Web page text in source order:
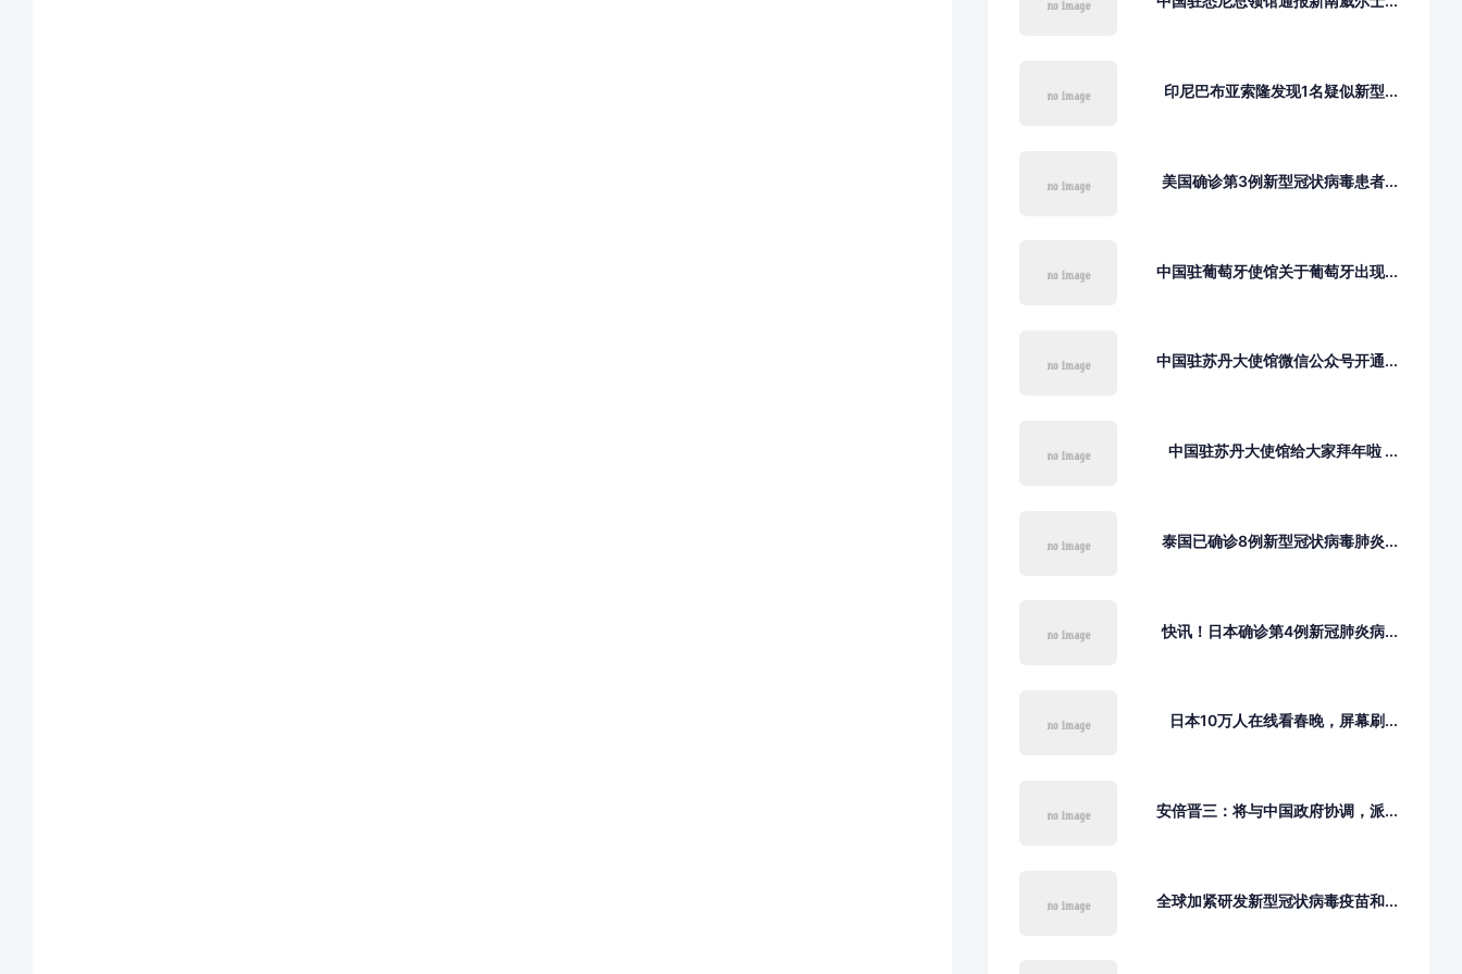
印尼巴布亚索隆发现1名疑似新型...
美国确诊第3例新型冠状病毒患者...
中国驻葡萄牙使馆关于葡萄牙出现...
中国驻苏丹大使馆微信公众号开通...
中国驻苏丹大使馆给大家拜年啦 ...
泰国已确诊8例新型冠状病毒肺炎...
快讯！日本确诊第4例新冠肺炎病...
日本10万人在线看春晚，屏幕刷...
安倍晋三：将与中国政府协调，派...
全球加紧研发新型冠状病毒疫苗和...